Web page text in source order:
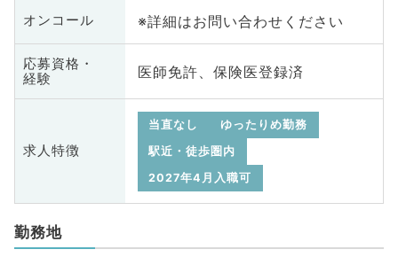
オンコール ※詳細はお問い合わせください
応募資格・
経験
医師免許、保険医登録済
求人特徴
当直なし
ゆったりめ勤務
駅近・徒歩圏内
2027年4月入職可
勤務地